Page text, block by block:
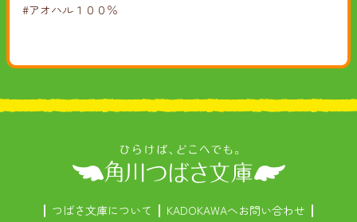
#アオハル１００％
つばさ文庫について KADOKAWAへお問い合わせ